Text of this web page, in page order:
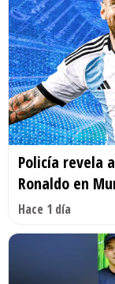
Policía revela
Ronaldo en
Hace 1 día